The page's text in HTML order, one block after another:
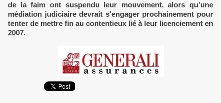
de la faim ont suspendu leur mouvement, alors qu'une
médiation judiciaire devrait s'engager prochainement pour
tenter de mettre fin au contentieux lié à leur licenciement en
2007.